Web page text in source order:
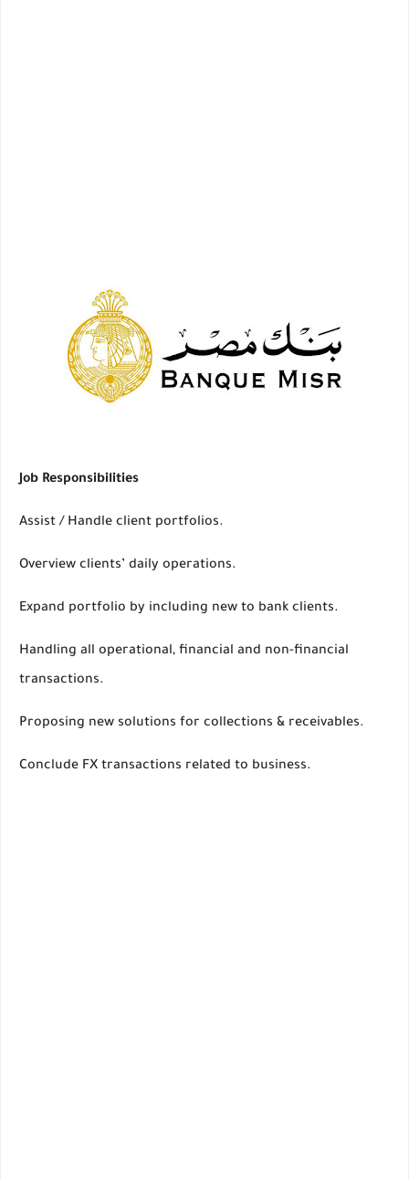
Job Responsibilities
Assist / Handle client portfolios.
Overview clients’ daily operations.
Expand portfolio by including new to bank clients.
Handling all operational, financial and non-financial
transactions.
Proposing new solutions for collections & receivables.
Conclude FX transactions related to business.